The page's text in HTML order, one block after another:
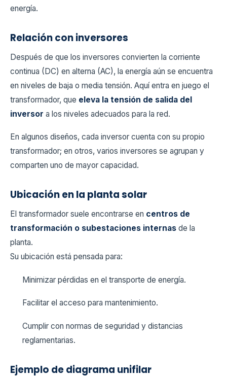
energía.
Relación con inversores
Después de que los inversores convierten la corriente
continua (DC) en alterna (AC), la energía aún se encuentra
en niveles de baja o media tensión. Aquí entra en juego el
transformador, que eleva la tensión de salida del
inversor a los niveles adecuados para la red.
En algunos diseños, cada inversor cuenta con su propio
transformador; en otros, varios inversores se agrupan y
comparten uno de mayor capacidad.
Ubicación en la planta solar
El transformador suele encontrarse en centros de
transformación o subestaciones internas de la
planta.
Su ubicación está pensada para:
Minimizar pérdidas en el transporte de energía.
Facilitar el acceso para mantenimiento.
Cumplir con normas de seguridad y distancias
reglamentarias.
Ejemplo de diagrama unifilar